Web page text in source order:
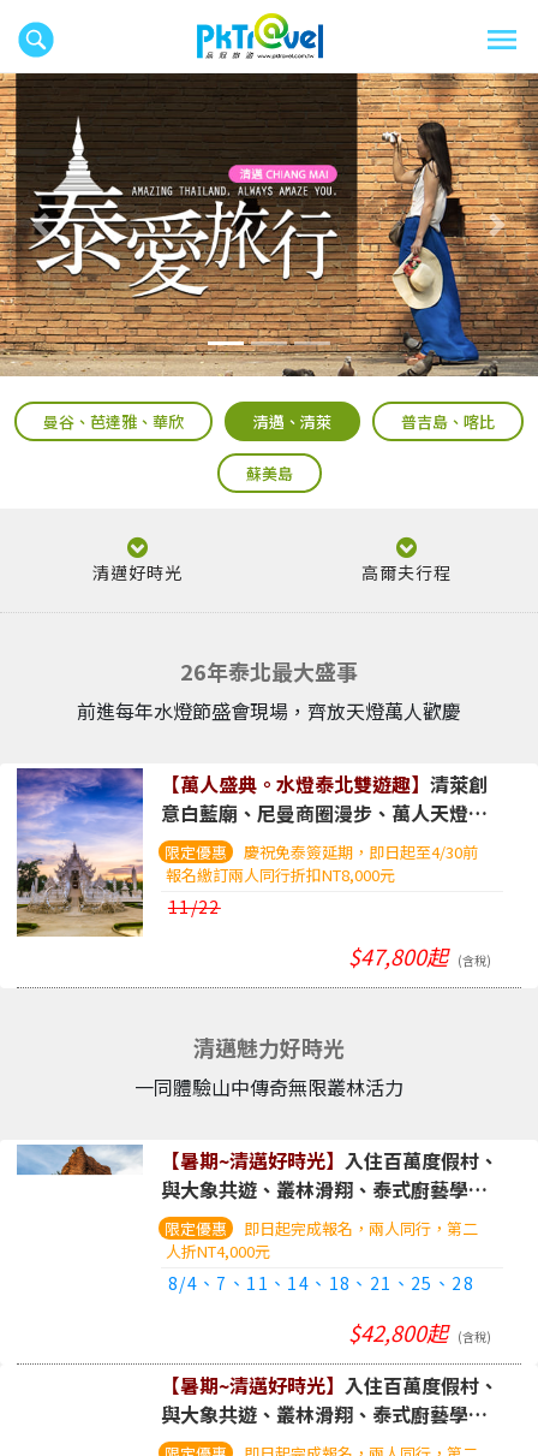
往前 往後
曼谷、芭達雅、華欣 清邁、清萊 普吉島、喀比
蘇美島
清邁好時光 高爾夫行程
26年泰北最大盛事
前進每年水燈節盛會現場，齊放天燈萬人歡慶
【萬人盛典。水燈泰北雙遊趣】清萊創
意白藍廟、尼曼商圈漫步、萬人天燈盛
宴、蘭納古城經典巡禮。五日遊(含稅)
11/22
慶祝免泰簽延期，即日起至4/30前
報名繳訂兩人同行折扣NT8,000元
$47,800起 (含稅)
清邁魅力好時光
一同體驗山中傳奇無限叢林活力
【暑期~清邁好時光】 入住百萬度假村、
與大象共遊、叢林滑翔、泰式廚藝學
校、清邁蘭谷庭園五日(含稅)
8/4、7、11、14、18、21、25、28
即日起完成報名，兩人同行，第二
人折NT4,000元
$42,800起 (含稅)
【暑期~清邁好時光】 入住百萬度假村、
與大象共遊、叢林滑翔、泰式廚藝學
校、清邁蘭谷庭園五日(含稅)